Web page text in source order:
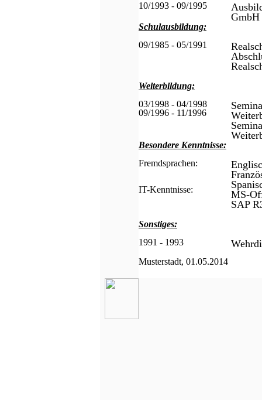
10/1993 - 09/1995
GmbH
Schulausbildung:
09/1985 - 05/1991
Weiterbildung:
03/1998 - 04/1998
09/1996 - 11/1996
Besondere Kenntnisse:
Fremdsprachen:
IT-Kenntnisse:
MS-
SAP
Sonstiges:
1991 - 1993
Musterstadt, 01.05.2014